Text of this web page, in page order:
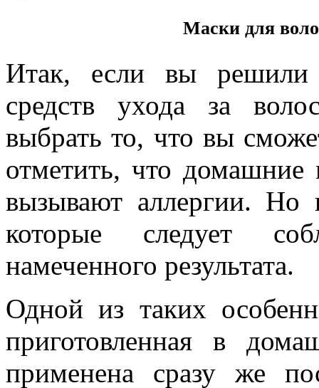
Маски для
Итак, если вы решили
средств ухода за
выбрать то, что вы
отметить, что домашние
вызывают аллергии. Но
которые следует
намеченного результата.
Одной из таких
приготовленная в
применена сразу же